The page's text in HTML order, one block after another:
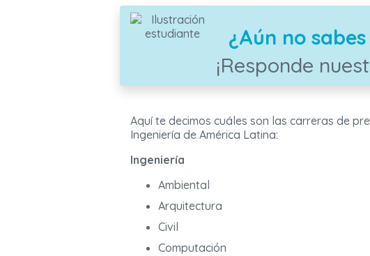
¿Aún no
¡Responde
Aquí te decimos cuáles son las carreras de
Ingeniería de América Latina:
Ingeniería
Ambiental
Arquitectura
Civil
Computación